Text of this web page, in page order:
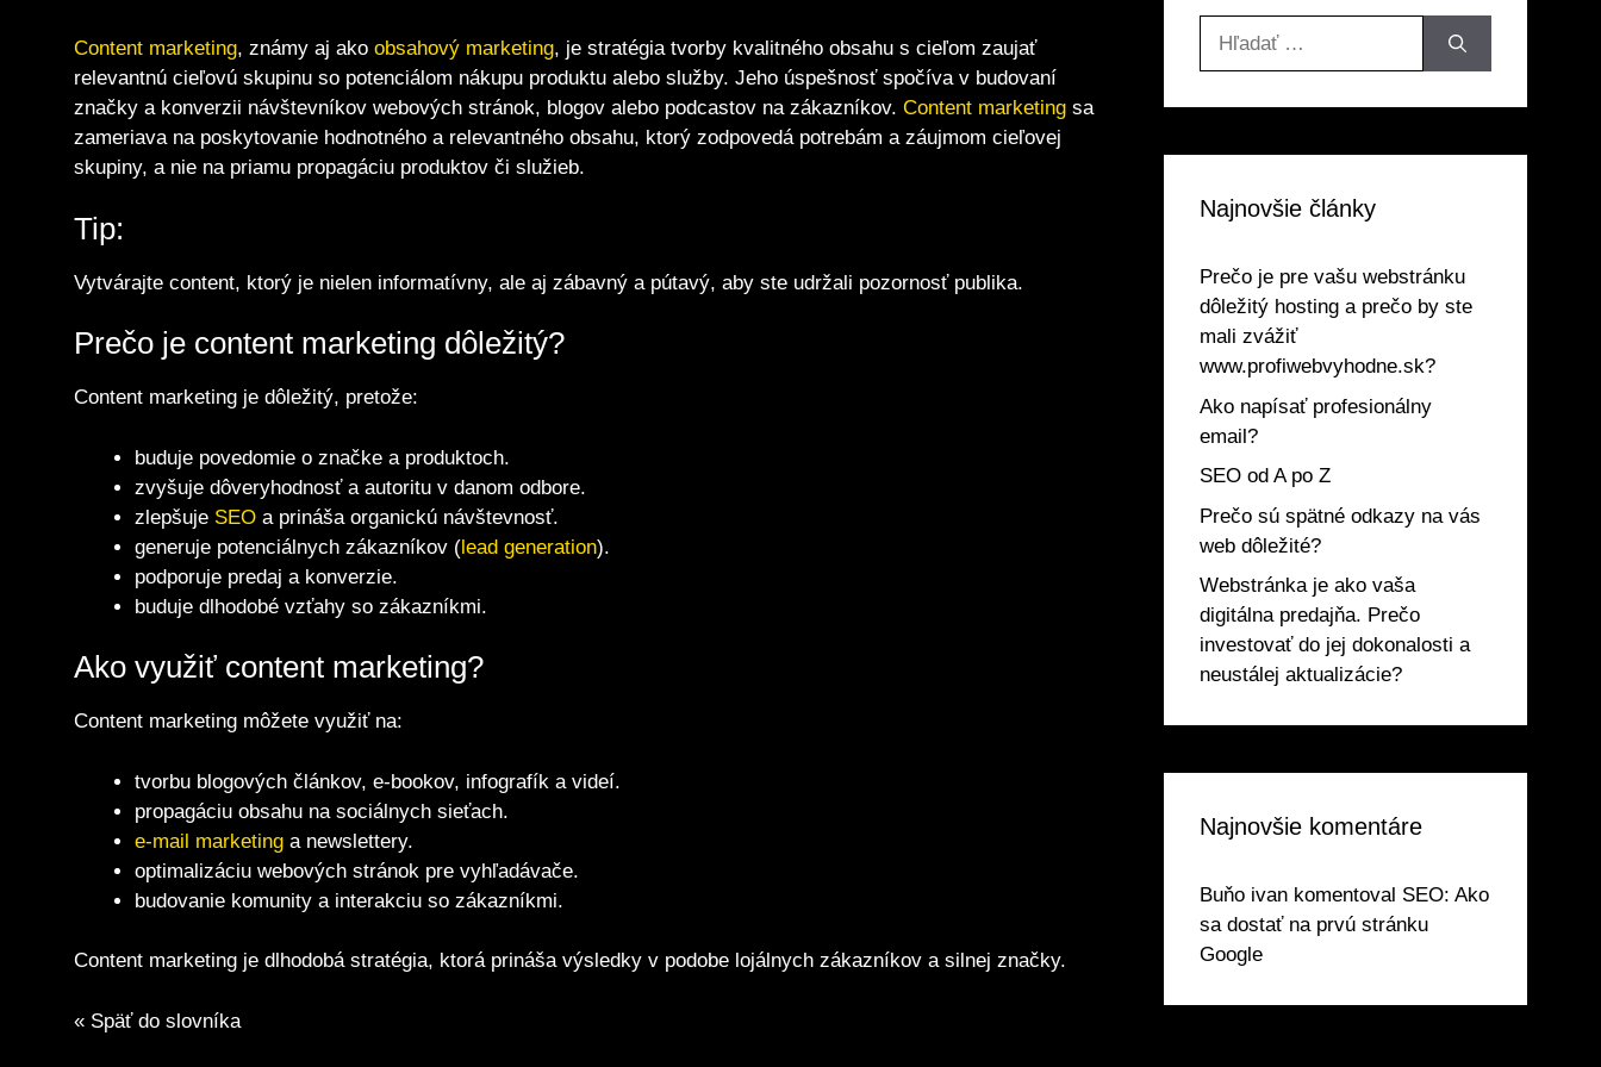
Content marketing, známy aj ako obsahový marketing, je stratégia tvorby kvalitného obsahu s cieľom zaujať
relevantnú cieľovú skupinu so potenciálom nákupu produktu alebo služby. Jeho úspešnosť spočíva v budovaní
značky a konverzii návštevníkov webových stránok, blogov alebo podcastov na zákazníkov. Content marketing sa
zameriava na poskytovanie hodnotného a relevantného obsahu, ktorý zodpovedá potrebám a záujmom cieľovej
skupiny, a nie na priamu propagáciu produktov či služieb.
Tip:
Vytvárajte content, ktorý je nielen informatívny, ale aj zábavný a pútavý, aby ste udržali pozornosť publika.
Prečo je content marketing dôležitý?
Content marketing je dôležitý, pretože:
buduje povedomie o značke a produktoch.
zvyšuje dôveryhodnosť a autoritu v danom odbore.
zlepšuje SEO a prináša organickú návštevnosť.
generuje potenciálnych zákazníkov (lead generation).
podporuje predaj a konverzie.
buduje dlhodobé vzťahy so zákazníkmi.
Ako využiť content marketing?
Content marketing môžete využiť na:
tvorbu blogových článkov, e-bookov, infografík a videí.
propagáciu obsahu na sociálnych sieťach.
e-mail marketing a newslettery.
optimalizáciu webových stránok pre vyhľadávače.
budovanie komunity a interakciu so zákazníkmi.
Content marketing je dlhodobá stratégia, ktorá prináša výsledky v podobe lojálnych zákazníkov a silnej značky.
« Späť do slovníka
Najnovšie články
Prečo je pre vašu webstránku
dôležitý hosting a prečo by ste
mali zvážiť
www.profiwebvyhodne.sk?
Ako napísať profesionálny
email?
SEO od A po Z
Prečo sú spätné odkazy na vás
web dôležité?
Webstránka je ako vaša
digitálna predajňa. Prečo
investovať do jej dokonalosti a
neustálej aktualizácie?
Najnovšie komentáre
Buňo ivan komentoval SEO: Ako
sa dostať na prvú stránku
Google